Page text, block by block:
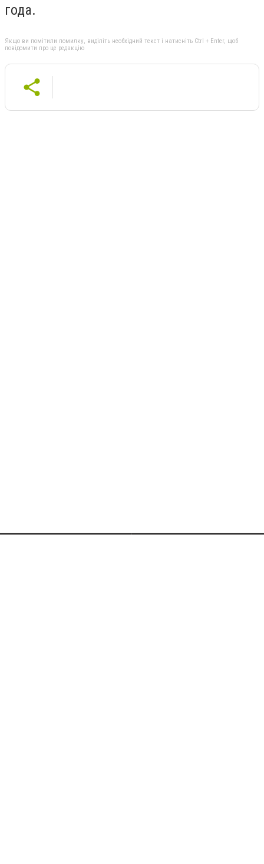
года.
Якщо ви помітили помилку, виділіть необхідний текст і натисніть Ctrl + Enter, щоб
повідомити про це редакцію